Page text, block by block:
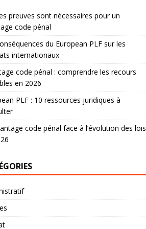
preuves sont nécessaires pour un
code pénal
du European PLF sur les
internationaux
code pénal : comprendre les recours
en 2026
PLF : 10 ressources juridiques à
code pénal face à l’évolution des lois